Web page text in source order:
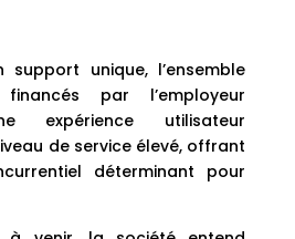
support unique, l’ensemble
par l’employeur
expérience utilisateur
de service élevé, offrant
déterminant pour